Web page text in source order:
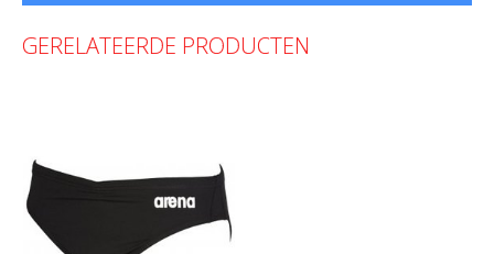
GERELATEERDE PRODUCTEN